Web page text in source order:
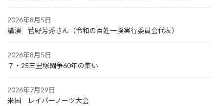
2026年8月5日
講演 菅野芳秀さん（令和の百姓一揆実行委員会代表）
2026年8月5日
７・25三里塚闘争60年の集い
2026年7月29日
米国 レイバーノーツ大会